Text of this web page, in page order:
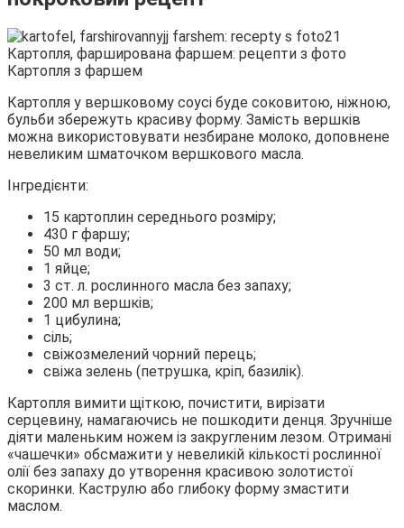
Картопля з фаршем
Картопля у вершковому соусі буде соковитою, ніжною,
бульби збережуть красиву форму. Замість вершків
можна використовувати незбиране молоко, доповнене
невеликим шматочком вершкового масла.
Інгредієнти:
15 картоплин середнього розміру;
430 г фаршу;
50 мл води;
1 яйце;
3 ст. л. рослинного масла без запаху;
200 мл вершків;
1 цибулина;
сіль;
свіжозмелений чорний перець;
свіжа зелень (петрушка, кріп, базилік).
Картопля вимити щіткою, почистити, вирізати
серцевину, намагаючись не пошкодити денця. Зручніше
діяти маленьким ножем із закругленим лезом. Отримані
«чашечки» обсмажити у невеликій кількості рослинної
олії без запаху до утворення красивою золотистої
скоринки. Каструлю або глибоку форму змастити
маслом.